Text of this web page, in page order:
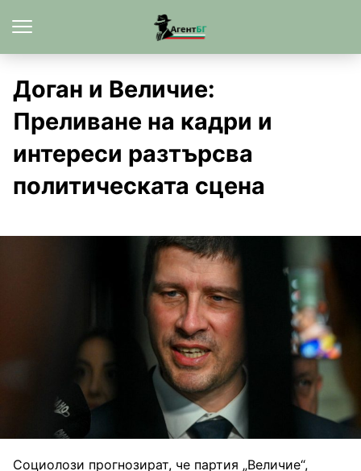
Доган и Величие:
Преливане на кадри и
интереси разтърсва
политическата сцена
Социолози прогнозират, че партия „Величие“,